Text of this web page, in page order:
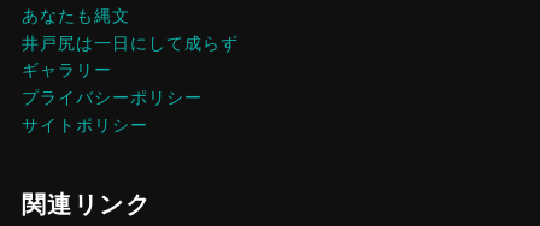
あなたも縄文
井戸尻は一日にして成らず
ギャラリー
プライバシーポリシー
サイトポリシー
関連リンク